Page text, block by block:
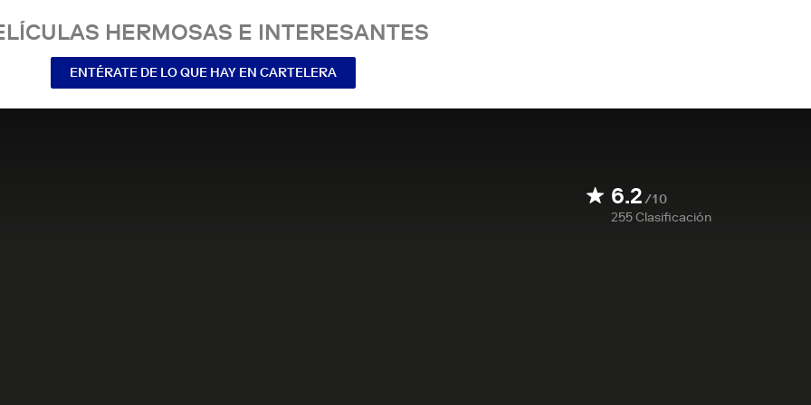
HERMOSAS E INTERESANTES
ENTÉRATE DE LO QUE HAY EN CARTELERA
6.2/10
255Clasificación